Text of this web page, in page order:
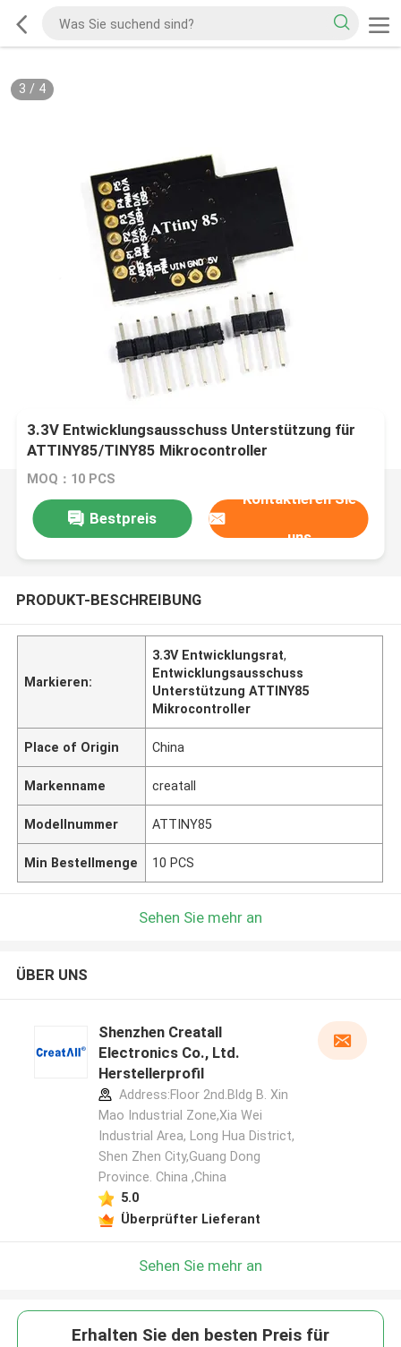
3 / 4
3.3V Entwicklungsausschuss Unterstützung für
ATTINY85/TINY85 Mikrocontroller
MOQ：10 PCS
Bestpreis
Kontaktieren Sie
uns
PRODUKT-BESCHREIBUNG
Markieren:
3.3V Entwicklungsrat,
Entwicklungsausschuss
Unterstützung ATTINY85
Mikrocontroller
Place of Origin China
Markenname creatall
Modellnummer ATTINY85
Min Bestellmenge 10 PCS
Sehen Sie mehr an
ÜBER UNS
Shenzhen Creatall
Electronics Co., Ltd.
Herstellerprofil
Address:Floor 2nd.Bldg B. Xin
Mao Industrial Zone,Xia Wei
Industrial Area, Long Hua District,
Shen Zhen City,Guang Dong
Province. China ,China
5.0
Überprüfter Lieferant
Sehen Sie mehr an
Erhalten Sie den besten Preis für